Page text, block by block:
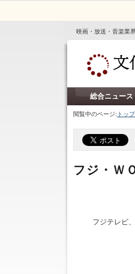
映画・放送・音楽業
総合ニュース
閲覧中のページ: トップ
フジ・Ｗ
フジテレビ